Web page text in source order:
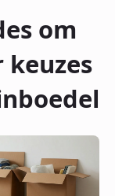
om